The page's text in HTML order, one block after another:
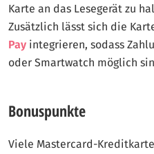
Karte an das Lesegerät zu
Zusätzlich lässt sich die
Pay integrieren, sodass
oder Smartwatch möglich
Bonuspunkte
Viele Mastercard-